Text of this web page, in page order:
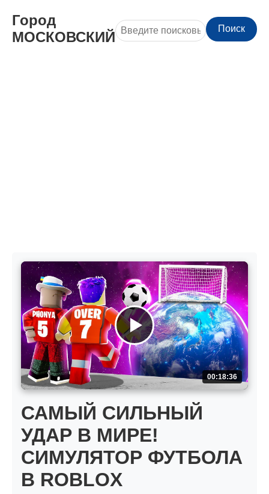
Город
МОСКОВСКИЙ
Поиск
00:18:36
САМЫЙ СИЛЬНЫЙ
УДАР В МИРЕ!
СИМУЛЯТОР ФУТБОЛА
В ROBLOX